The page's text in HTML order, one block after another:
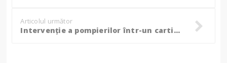
Articolul următor
Intervenție a pompierilor într-un cartier din municipiul Botoșani! (Foto)